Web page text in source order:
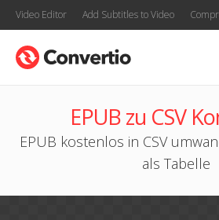
Video Editor Add Subtitles to Video
EPUB zu CSV
EPUB kostenlos in CSV
als Tabelle